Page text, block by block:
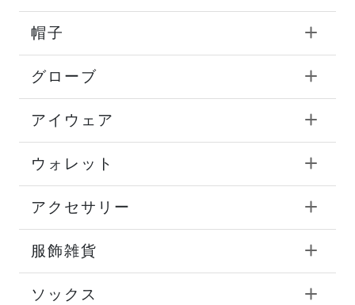
帽子
グローブ
アイウェア
ウォレット
アクセサリー
服飾雑貨
ソックス